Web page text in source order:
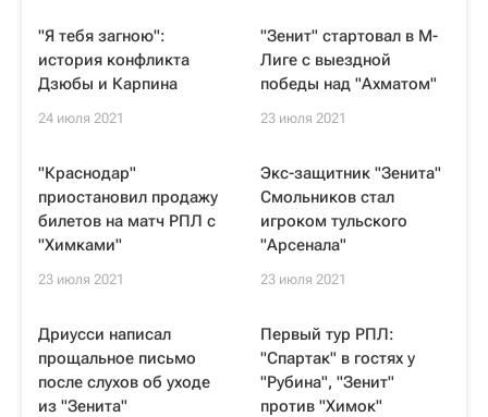
"Я тебя загною":
история конфликта
Дзюбы и Карпина
24 июля 2021
"Зенит" стартовал в М-
Лиге с выездной
победы над "Ахматом"
23 июля 2021
"Краснодар"
приостановил продажу
билетов на матч РПЛ с
"Химками"
23 июля 2021
Экс-защитник "Зенита"
Смольников стал
игроком тульского
"Арсенала"
23 июля 2021
Дриусси написал
прощальное письмо
после слухов об уходе
из "Зенита"
Первый тур РПЛ:
"Спартак" в гостях у
"Рубина", "Зенит"
против "Химок"